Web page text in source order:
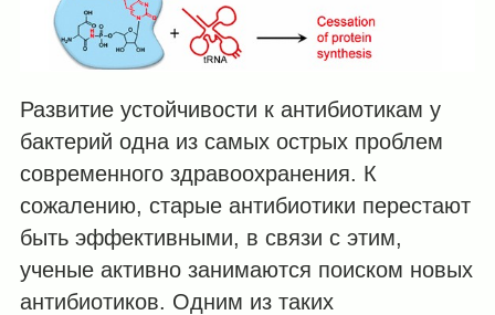
Развитие устойчивости к антибиотикам у
бактерий одна из самых острых проблем
современного здравоохранения. К
сожалению, старые антибиотики перестают
быть эффективными, в связи с этим,
ученые активно занимаются поиском новых
антибиотиков. Одним из таких